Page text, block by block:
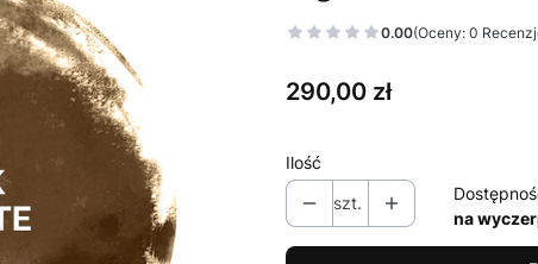
0.00(Oceny: 0
Cena
290,00 zł
Ilość
szt.
na